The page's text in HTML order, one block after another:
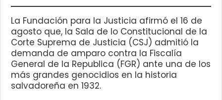
La Fundación para la Justicia afirmó el 16 de
agosto que, la Sala de lo Constitucional de la
Corte Suprema de Justicia (CSJ) admitió la
demanda de amparo contra la Fiscalía
General de la Republica (FGR) ante una de los
más grandes genocidios en la historia
salvadoreña en 1932.